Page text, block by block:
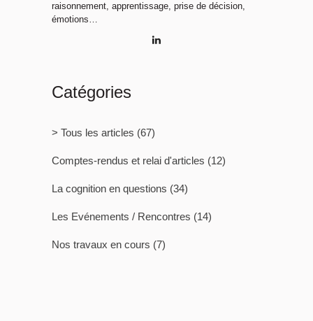
raisonnement, apprentissage, prise de décision,
émotions…
Catégories
> Tous les articles (67)
Comptes-rendus et relai d'articles (12)
La cognition en questions (34)
Les Evénements / Rencontres (14)
Nos travaux en cours (7)